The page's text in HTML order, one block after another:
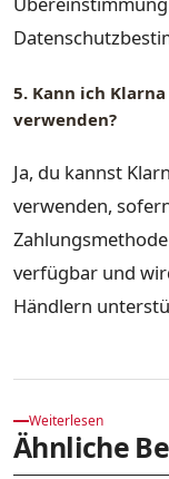
5. Kann ich
verwenden?
Ja, du kannst
verwenden,
verfügbar und
Händlern
Weiterlesen
Ähnliche